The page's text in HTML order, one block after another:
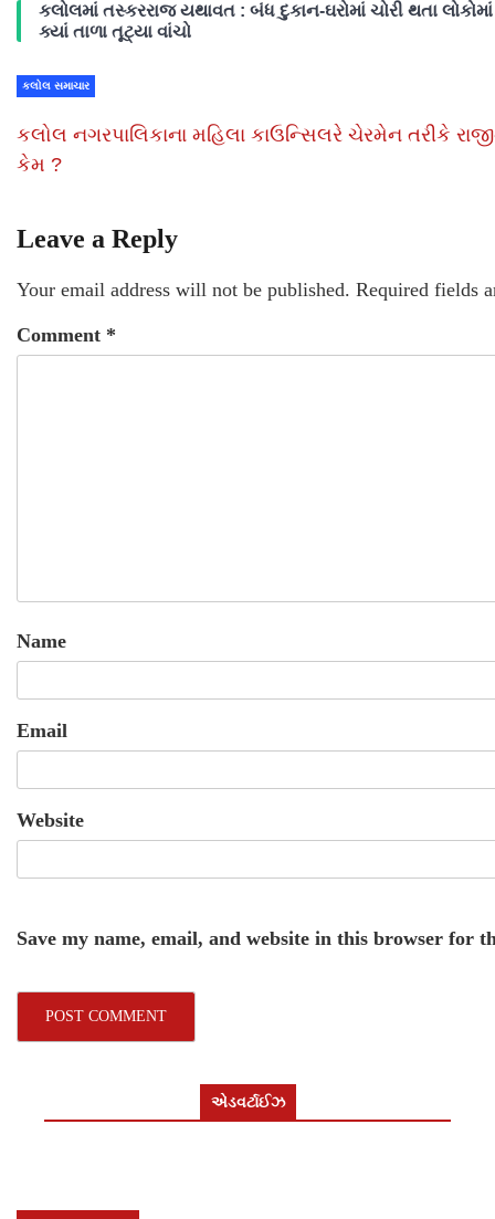
કલોલમાં તસ્કરરાજ યથાવત : બંધ દુકાન-ઘરોમાં ચોરી થતા
ક્યાં તાળા તૂટ્યા વાંચો
કલોલ સમાચાર
કલોલ નગરપાલિકાના મહિલા કાઉન્સિલરે ચેરમેન તરીકે
કેમ ?
Leave a Reply
Your email address will not be published. Required fields
Comment *
Name
Email
Website
Save my name, email, and website in this browser for
એડવર્ટાઈઝ